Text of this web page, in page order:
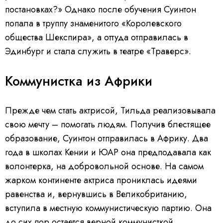
постановках?» Однако после обучения Суинтон
попала в труппу знаменитого «Королевского
общества Шекспира», а оттуда отправилась в
Эдинбург и стала служить в театре «Траверс».
Коммунистка из Африки
Прежде чем стать актрисой, Тильда реализовывала
свою мечту – помогать людям. Получив блестящее
образование, Суинтон отправилась в Африку. Два
года в школах Кении и ЮАР она предподавала как
волонтерка, на добровольной основе. На самом
жарком континенте актриса прониклась идеями
равенства и, вернувшись в Великобританию,
вступила в местную коммунистическую партию. Она